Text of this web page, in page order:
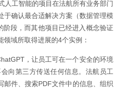
人工智能的项目在法航所有业务部门
于确认最合适解决方案（数据管理模
阶段，而其他项目已经进入概念验证
域所取得进展的4个实例：
，让员工可在一个安全的环境
向第三方传送任何信息。法航员工
邮件、搜索PDF文件中的信息、组织